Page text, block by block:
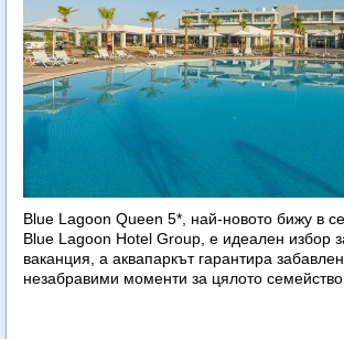
Blue Lagoon Queen 5*, най-новото бижу в
Blue Lagoon Hotel Group, е идеален избор
ваканция, а аквапаркът гарантира
незабравими моменти за цялото семейство.